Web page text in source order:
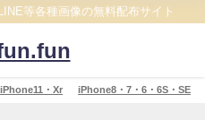
等各種画像の無料配布サイト
iPhone11・Xr iPhone8・7・6・6S・SE